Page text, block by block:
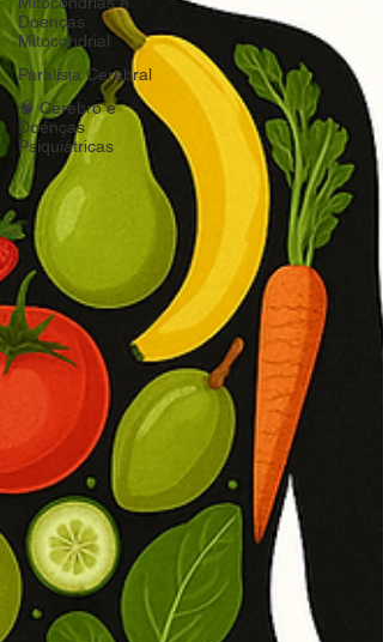
Doenças
Mitocondrial
Paralisia Cerebral
🧠 Cérebro e
Doenças
Psiquiátricas